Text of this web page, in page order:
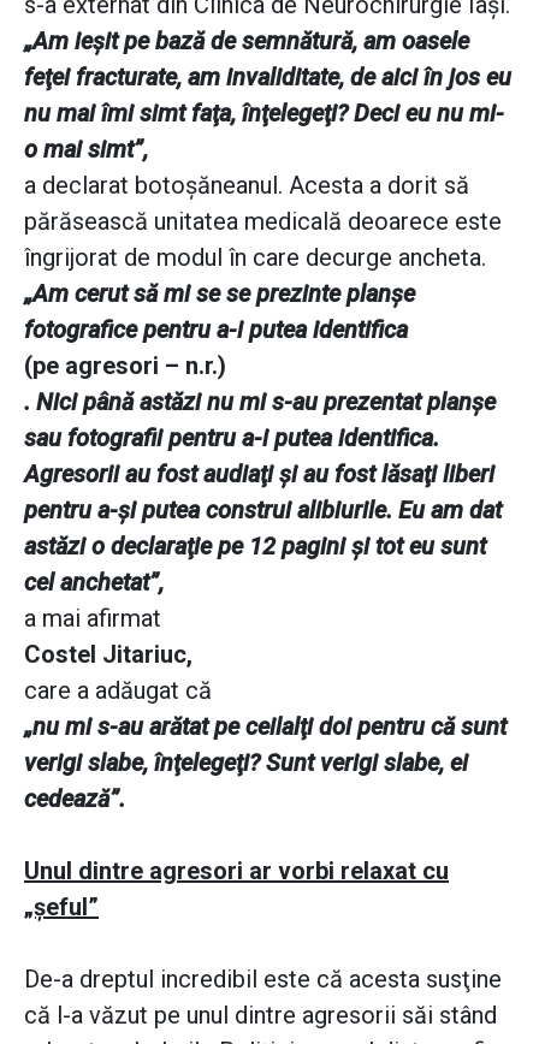
„Am ieşit pe bază de semnătură, am oasele
feţei fracturate, am invaliditate, de aici în jos eu
nu mai îmi simt faţa, înţelegeţi? Deci eu nu mi-
o mai simt”,
a declarat botoşăneanul. Acesta a dorit să
părăsească unitatea medicală deoarece este
îngrijorat de modul în care decurge ancheta.
„Am cerut să mi se se prezinte planşe
fotografice pentru a-i putea identifica
(pe agresori – n.r.)
. Nici până astăzi nu mi s-au prezentat planşe
sau fotografii pentru a-i putea identifica.
Agresorii au fost audiaţi şi au fost lăsaţi liberi
pentru a-şi putea construi alibiurile. Eu am dat
astăzi o declaraţie pe 12 pagini şi tot eu sunt
cel anchetat”,
a mai afirmat
Costel Jitariuc,
care a adăugat că
„nu mi s-au arătat pe ceilalţi doi pentru că sunt
verigi slabe, înţelegeţi? Sunt verigi slabe, ei
cedează”.
Unul dintre agresori ar vorbi relaxat cu
„şeful”
De-a dreptul incredibil este că acesta susţine
că l-a văzut pe unul dintre agresorii săi stând